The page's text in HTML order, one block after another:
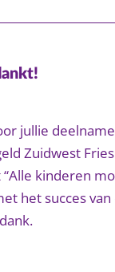
jullie
Zuidwest
kinderen
het succes